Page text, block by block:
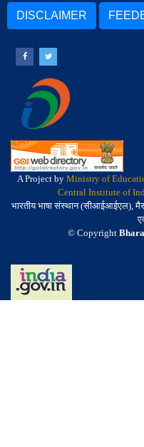
DISCLAIMER
A Project by Ministry of
Central Institute of
भारतीय भाषा संस्थान (सीआईआईएल), मैसूर
© Copyright